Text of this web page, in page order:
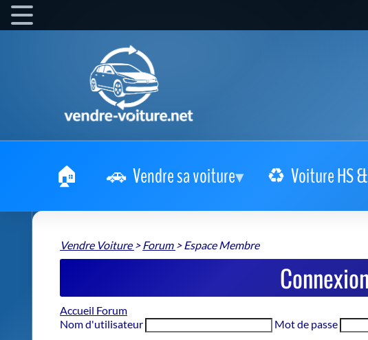
Vendre sa voiture Voiture HS
Vendre Voiture >Forum >Espace Membre
Connexion
Accueil Forum
Nom d'utilisateur
Mot de passe